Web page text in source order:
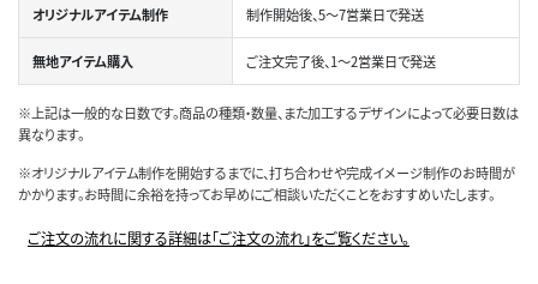
オリジナルアイテム制作 制作開始後、5～7営業日で発送
無地アイテム購入 ご注文完了後、1～2営業日で発送
※上記は一般的な日数です。商品の種類・数量、また加工するデザインによって必要日数は
異なります。
※オリジナルアイテム制作を開始するまでに、打ち合わせや完成イメージ制作のお時間が
かかります。お時間に余裕を持ってお早めにご相談いただくことをおすすめいたします。
ご注文の流れに関する詳細は「ご注文の流れ」をご覧ください。